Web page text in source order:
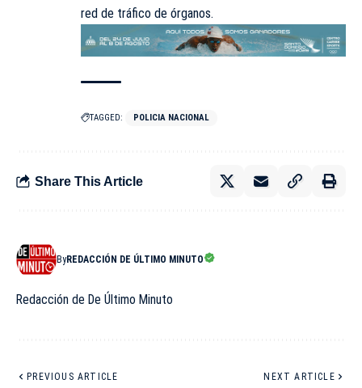
red de tráfico de órganos.
TAGGED: POLICIA NACIONAL
Share This Article
ByREDACCIÓN DE ÚLTIMO MINUTO
Redacción de De Último Minuto
PREVIOUS ARTICLE NEXT ARTICLE